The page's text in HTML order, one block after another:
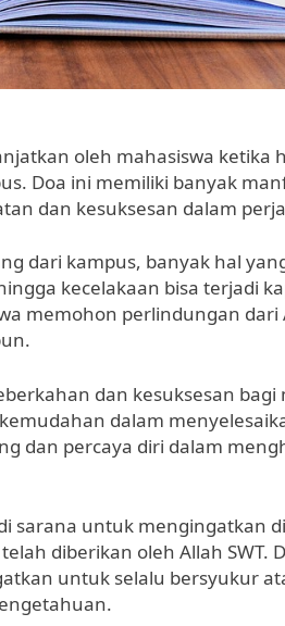
oleh mahasiswa ketika
Doa ini memiliki banyak
dan kesuksesan dalam
dari kampus, banyak hal
kecelakaan bisa terjadi
memohon perlindungan dari
dan kesuksesan bagi
dalam
dan percaya diri dalam
sarana untuk mengingatkan
diberikan oleh Allah SWT.
untuk selalu bersyukur